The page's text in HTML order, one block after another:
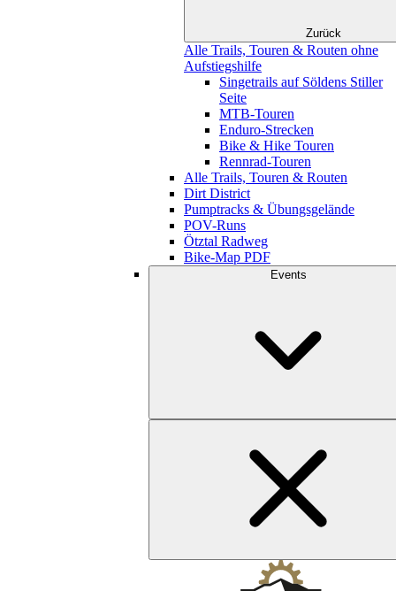
Zurück
Alle Trails, Touren & Routen ohne
Aufstiegshilfe
Singetrails auf Söldens Stiller
Seite
MTB-Touren
Enduro-Strecken
Bike & Hike Touren
Rennrad-Touren
Alle Trails, Touren & Routen
Dirt District
Pumptracks & Übungsgelände
POV-Runs
Ötztal Radweg
Bike-Map PDF
Events